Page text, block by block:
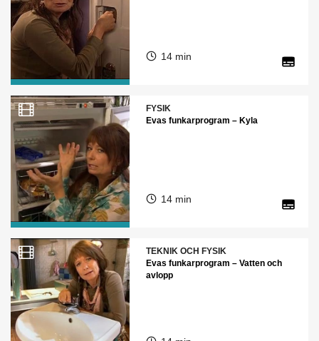
14 min
FYSIK
Evas funkarprogram – Kyla
14 min
TEKNIK OCH FYSIK
Evas funkarprogram – Vatten och
avlopp